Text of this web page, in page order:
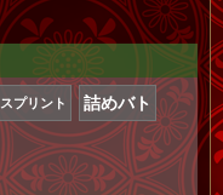
スプリント 詰めバト